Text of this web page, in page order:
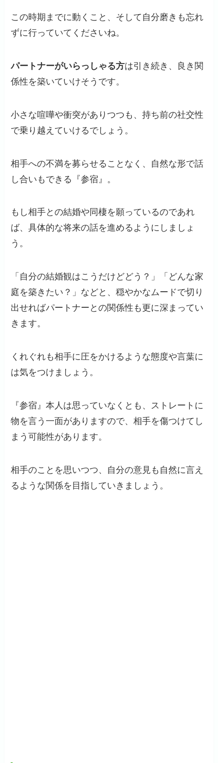
この時期までに動くこと、そして自分磨きも忘れ
ずに行っていてくださいね。
パートナーがいらっしゃる方は引き続き、良き関
係性を築いていけそうです。
小さな喧嘩や衝突がありつつも、持ち前の社交性
で乗り越えていけるでしょう。
相手への不満を募らせることなく、自然な形で話
し合いもできる『参宿』。
もし相手との結婚や同棲を願っているのであれ
ば、具体的な将来の話を進めるようにしましょ
う。
「自分の結婚観はこうだけどどう？」「どんな家
庭を築きたい？」などと、穏やかなムードで切り
出せればパートナーとの関係性も更に深まってい
きます。
くれぐれも相手に圧をかけるような態度や言葉に
は気をつけましょう。
『参宿』本人は思っていなくとも、ストレートに
物を言う一面がありますので、相手を傷つけてし
まう可能性があります。
相手のことを思いつつ、自分の意見も自然に言え
るような関係を目指していきましょう。